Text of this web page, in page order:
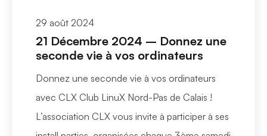
29 août 2024
21 Décembre 2024 – Donnez une
seconde vie à vos ordinateurs
Donnez une seconde vie à vos ordinateurs
avec CLX Club LinuX Nord-Pas de Calais !
L’association CLX vous invite à participer à ses